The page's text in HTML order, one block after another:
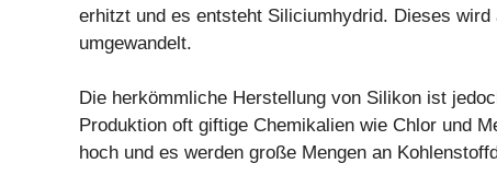
erhitzt und es entsteht Siliciumhydrid. Dieses
umgewandelt.
Die herkömmliche Herstellung von Silikon ist
Produktion oft giftige Chemikalien wie Chlor und
hoch und es werden große Mengen an